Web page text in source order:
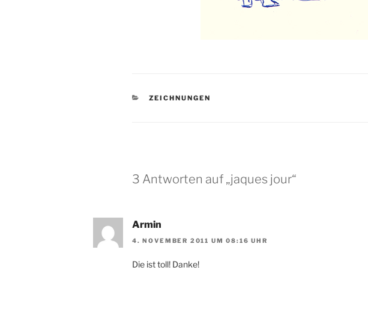
KATEGORIEN
ZEICHNUNGEN
3 Antworten auf „jaques jour“
Armin
4. NOVEMBER 2011 UM 08:16 UHR
Die ist toll! Danke!